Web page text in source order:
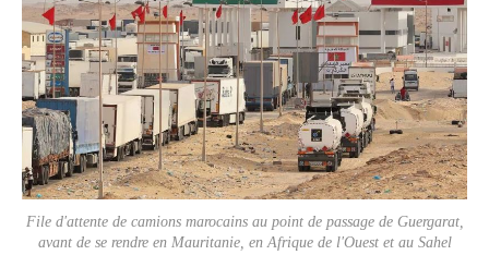
File d'attente de camions marocains au point de passage de Guergarat,
avant de se rendre en Mauritanie, en Afrique de l'Ouest et au Sahel